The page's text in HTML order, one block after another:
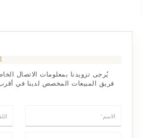
يُرجى تزويدنا بمعلومات الاتصال
فريق المبيعات المخصص لدينا في